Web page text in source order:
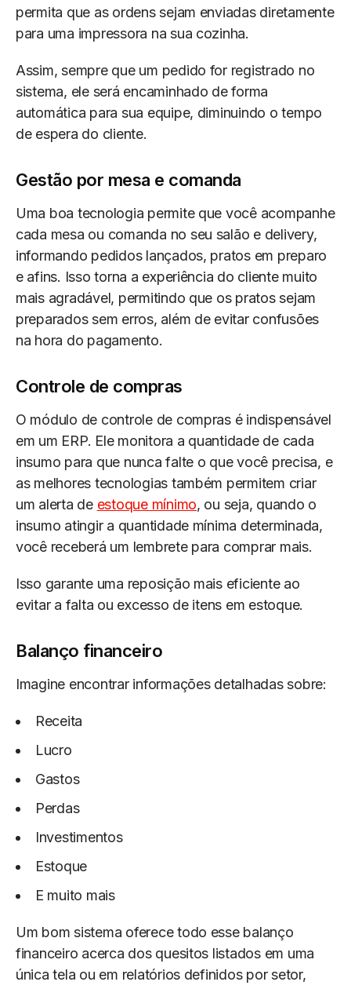
permita que as ordens sejam enviadas diretamente
para uma impressora na sua cozinha.
Assim, sempre que um pedido for registrado no
sistema, ele será encaminhado de forma
automática para sua equipe, diminuindo o tempo
de espera do cliente.
Gestão por mesa e comanda
Uma boa tecnologia permite que você acompanhe
cada mesa ou comanda no seu salão e delivery,
informando pedidos lançados, pratos em preparo
e afins. Isso torna a experiência do cliente muito
mais agradável, permitindo que os pratos sejam
preparados sem erros, além de evitar confusões
na hora do pagamento.
Controle de compras
O módulo de controle de compras é indispensável
em um ERP. Ele monitora a quantidade de cada
insumo para que nunca falte o que você precisa, e
as melhores tecnologias também permitem criar
um alerta de estoque mínimo, ou seja, quando o
insumo atingir a quantidade mínima determinada,
você receberá um lembrete para comprar mais.
Isso garante uma reposição mais eficiente ao
evitar a falta ou excesso de itens em estoque.
Balanço financeiro
Imagine encontrar informações detalhadas sobre:
Receita
Lucro
Gastos
Perdas
Investimentos
Estoque
E muito mais
Um bom sistema oferece todo esse balanço
financeiro acerca dos quesitos listados em uma
única tela ou em relatórios definidos por setor,